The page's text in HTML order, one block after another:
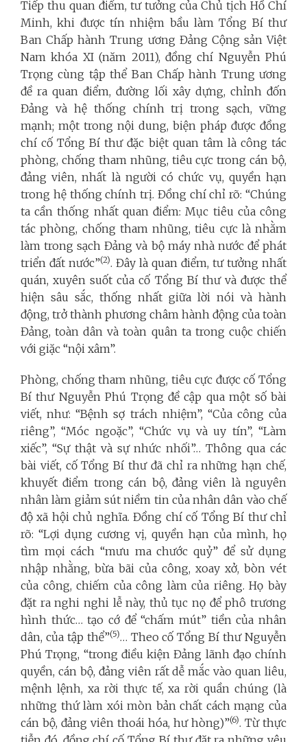
Tiếp thu quan điểm, tư tưởng của Chủ tịch Hồ Chí
Minh, khi được tín nhiệm bầu làm Tổng Bí thư
Ban Chấp hành Trung ương Đảng Cộng sản Việt
Nam khóa XI (năm 2011), đồng chí Nguyễn Phú
Trọng cùng tập thể Ban Chấp hành Trung ương
đề ra quan điểm, đường lối xây dựng, chỉnh đốn
Đảng và hệ thống chính trị trong sạch, vững
mạnh; một trong nội dung, biện pháp được đồng
chí cố Tổng Bí thư đặc biệt quan tâm là công tác
phòng, chống tham nhũng, tiêu cực trong cán bộ,
đảng viên, nhất là người có chức vụ, quyền hạn
trong hệ thống chính trị. Đồng chí chỉ rõ: “Chúng
ta cần thống nhất quan điểm: Mục tiêu của công
tác phòng, chống tham nhũng, tiêu cực là nhằm
làm trong sạch Đảng và bộ máy nhà nước để phát
triển đất nước”(2). Đây là quan điểm, tư tưởng nhất
quán, xuyên suốt của cố Tổng Bí thư và được thể
hiện sâu sắc, thống nhất giữa lời nói và hành
động, trở thành phương châm hành động của toàn
Đảng, toàn dân và toàn quân ta trong cuộc chiến
với giặc “nội xâm”.
Phòng, chống tham nhũng, tiêu cực được cố Tổng
Bí thư Nguyễn Phú Trọng đề cập qua một số bài
viết, như: “Bệnh sợ trách nhiệm”, “Của công của
riêng”, “Móc ngoặc”, “Chức vụ và uy tín”, “Làm
xiếc”, “Sự thật và sự nhức nhối”… Thông qua các
bài viết, cố Tổng Bí thư đã chỉ ra những hạn chế,
khuyết điểm trong cán bộ, đảng viên là nguyên
nhân làm giảm sút niềm tin của nhân dân vào chế
độ xã hội chủ nghĩa. Đồng chí cố Tổng Bí thư chỉ
rõ: “Lợi dụng cương vị, quyền hạn của mình, họ
tìm mọi cách “mưu ma chước quỷ” để sử dụng
nhập nhằng, bừa bãi của công, xoay xở, bòn vét
của công, chiếm của công làm của riêng. Họ bày
đặt ra nghi nghi lễ này, thủ tục nọ để phô trương
hình thức… tạo cớ để “chấm mút” tiền của nhân
dân, của tập thể”(5)… Theo cố Tổng Bí thư Nguyễn
Phú Trọng, “trong điều kiện Đảng lãnh đạo chính
quyền, cán bộ, đảng viên rất dễ mắc vào quan liêu,
mệnh lệnh, xa rời thực tế, xa rời quần chúng (là
những thứ làm xói mòn bản chất cách mạng của
cán bộ, đảng viên thoái hóa, hư hòng)”(6). Từ thực